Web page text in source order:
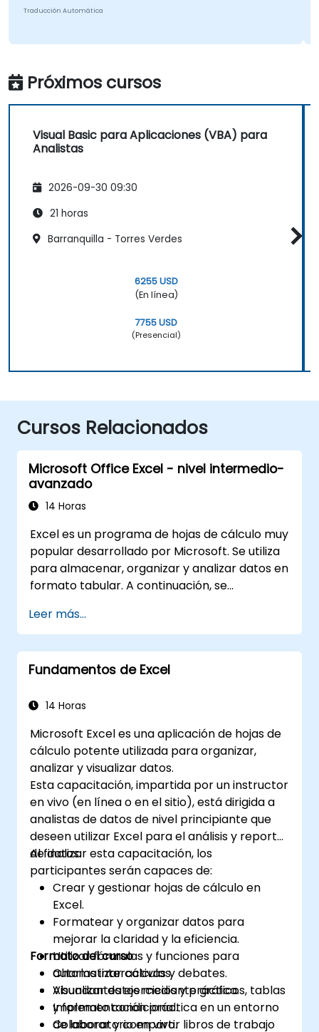
Traducción Automática
Próximos cursos
Visual Basic para Aplicaciones (VBA) para
Analistas
2026-09-30 09:30
21 horas
Barranquilla - Torres Verdes
6255 USD
(En línea)
7755 USD
(Presencial)
Cursos Relacionados
Microsoft Office Excel - nivel intermedio-
avanzado
14 Horas
Excel es un programa de hojas de cálculo muy
popular desarrollado por Microsoft. Se utiliza
para almacenar, organizar y analizar datos en
formato tabular. A continuación, se
funciones principales: 1. Hojas de cálculo: Está
compuesto por hojas, donde cada una es una
cuadrícula formada por celdas dispuestas en
filas y columnas. Permite crear múltiples
organización de distintos conjuntos de datos.
de diversos cálculos matemáticos,
estadísticos y lógicos mediante fórmulas.
Cuenta con una amplia gama de funciones
integradas, como SUMA, PROMEDIO, MÁX, MÍN,
SI, BUSCARV, entre otras. 3. Formato y
apariencia de los datos: Proporciona
herramientas para dar formato a los datos,
incluyendo cambios en la fuente, el color y el
estilo, así como la creación de gráficos, tablas
dinámicas y diagramas. 4. Ordenamiento,
filtrado y agrupación: Permite ordenar los
datos según criterios específicos. Facilita el
filtrado de información para mostrar
únicamente los datos seleccionados. Ofrece
la posibilidad de agrupar datos de acuerdo
con las necesidades del usuario. 5. Análisis de
datos: Incluye herramientas para realizar
Leer más...
Fundamentos de Excel
14 Horas
Microsoft Excel es una aplicación de hojas de
cálculo potente utilizada para organizar,
analizar y visualizar datos.
Esta capacitación, impartida por un instructor
en vivo (en línea o en el sitio), está dirigida a
analistas de datos de nivel principiante que
deseen utilizar Excel para el análisis y reporte
de datos.
Al finalizar esta capacitación, los
participantes serán capaces de:
Crear y gestionar hojas de cálculo en
Excel.
Formatear y organizar datos para
mejorar la claridad y la eficiencia.
Utilizar fórmulas y funciones para
automatizar cálculos.
Visualizar datos mediante gráficos, tablas
y formato condicional.
Colaborar y compartir libros de trabajo
Formato del curso
Charlas interactivas y debates.
Abundantes ejercicios y práctica.
Implementación práctica en un entorno
de laboratorio en vivo.